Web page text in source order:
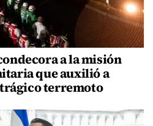
a la misión
que auxilió a
terremoto